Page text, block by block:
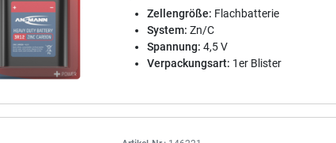
Zellengröße: Flachbatterie
System: Zn/C
Spannung: 4,5 V
Verpackungsart: 1er Blister